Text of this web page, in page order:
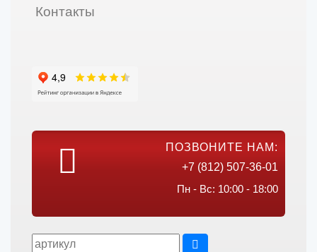
Контакты
ПОЗВОНИТЕ НАМ:
+7 (812) 507-36-01
Пн - Вс: 10:00 - 18:00